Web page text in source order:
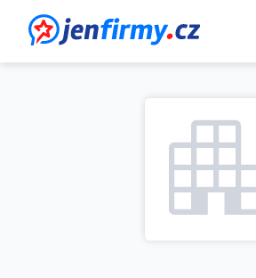
JenFirmy.cz